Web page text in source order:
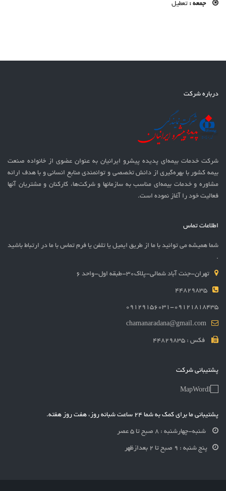
جمعه : تعطیل
درباره شرکت
شرکت خدمات بيمه‌ای پدیده پیشرو ایرانیان به عنوان عضوی از خانواده صنعت
بیمه کشور با بهره‌گيری از دانش تخصصی و توانمندی منابع انسانی و با هدف ارائه
مشاوره و خدمات بیمه‌ای مناسب به سازمانها و شرکت‌ها، کارکنان و مشتریان آنها
فعالیت خود را آغاز نموده است.
اطلاعات تماس
شما همیشه می توانید با ما از طریق ایمیل یا تلفن یا فرم تماس با ما در ارتباط باشید
.
تهران-جنت آباد شمالی-پلاک30-طبقه اول-واحد 6
44829835
09129156031-09121818435
chamanaradana@gmail.com
فکس : 44829835
پشتیبانی شرکت
پشتیبانی ما برای کمک به شما 24 ساعت شبانه روز، هفت روز هفته.
شنبه-چهارشنبه : 8 صبح تا 5 عصر
پنج شنبه : 9 صبح تا 2 بعدازظهر